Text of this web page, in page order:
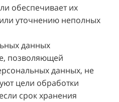
обеспечивает их
уточнению неполных
данных
позволяющей
данных, не
цели обработки
срок хранения